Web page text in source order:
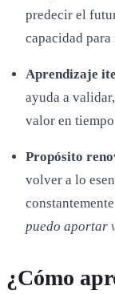
predecir el
capacidad
Aprendizaje
ayuda a
valor en
Propósito
volver a lo
puedo aportar
¿Cómo